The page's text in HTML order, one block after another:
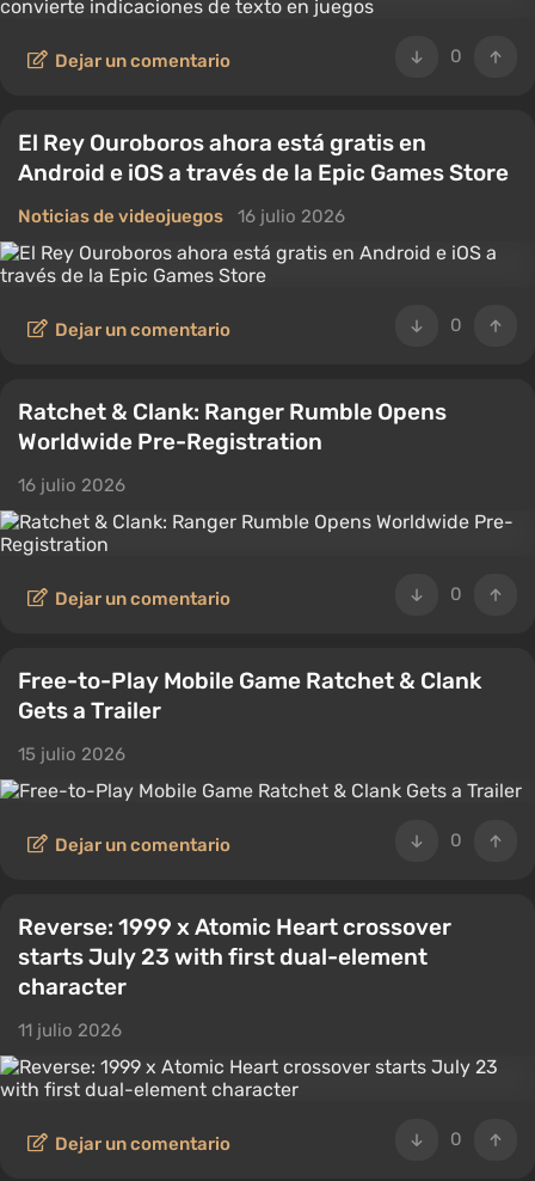
0
Dejar un comentario
El Rey Ouroboros ahora está gratis en
Android e iOS a través de la Epic Games Store
Noticias de videojuegos 16 julio 2026
0
Dejar un comentario
Ratchet & Clank: Ranger Rumble Opens
Worldwide Pre-Registration
16 julio 2026
0
Dejar un comentario
Free-to-Play Mobile Game Ratchet & Clank
Gets a Trailer
15 julio 2026
0
Dejar un comentario
Reverse: 1999 x Atomic Heart crossover
starts July 23 with first dual-element
character
11 julio 2026
0
Dejar un comentario